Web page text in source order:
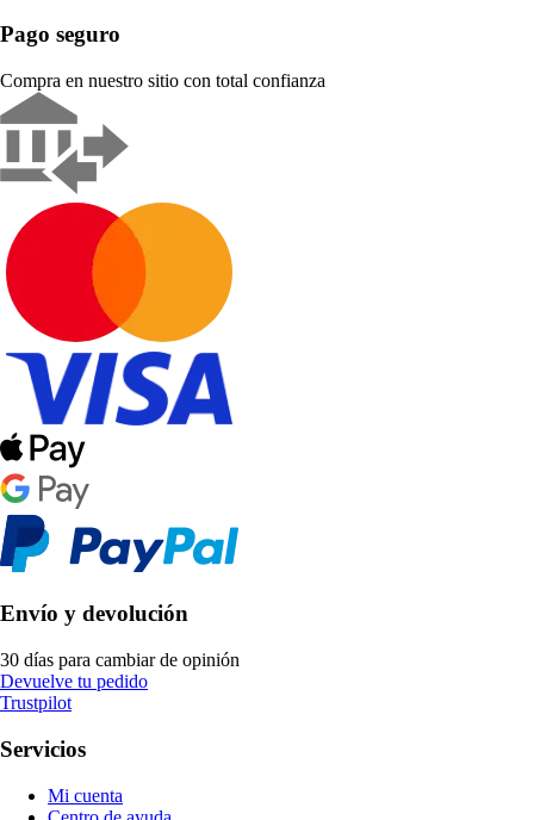
Pago seguro
Compra en nuestro sitio con total confianza
Envío y devolución
30 días para cambiar de opinión
Devuelve tu pedido
Trustpilot
Servicios
Mi cuenta